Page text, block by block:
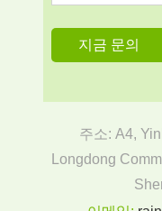
주소: A4,
Longdong